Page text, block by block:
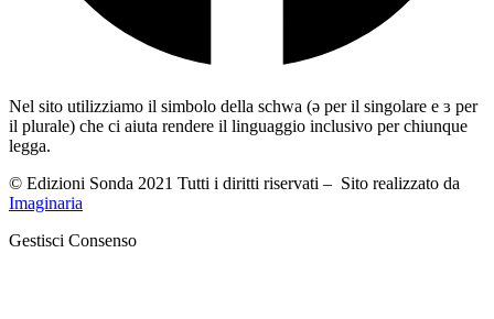
Nel sito utilizziamo il simbolo della schwa (ə per il singolare e ɜ per
il plurale) che ci aiuta rendere il linguaggio inclusivo per chiunque
legga.
© Edizioni Sonda 2021 Tutti i diritti riservati – Sito realizzato da
Imaginaria
Gestisci Consenso